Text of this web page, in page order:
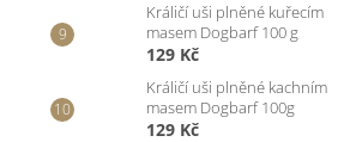
Králičí uši plněné kuřecím
masem Dogbarf 100 g
129 Kč
Králičí uši plněné kachním
masem Dogbarf 100g
129 Kč